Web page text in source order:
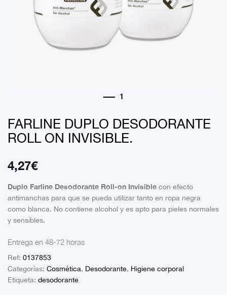
FARLINE DUPLO DESODORANTE
ROLL ON INVISIBLE.
4,27€
Duplo Farline Desodorante Roll-on Invisiblecon efecto
antimanchas para que se pueda utilizar tanto en ropa negra
como blanca. No contiene alcohol y es apto para pieles normales
y sensibles.
Entrega en 48-72 horas
Ref: 0137853
Categorías: Cosmética, Desodorante, Higiene corporal
Etiqueta: desodorante